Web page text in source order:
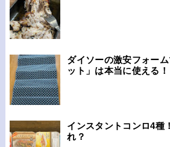
ダイソーの激安フォー
ット」は本当に使える！
インスタントコンロ4種
れ？